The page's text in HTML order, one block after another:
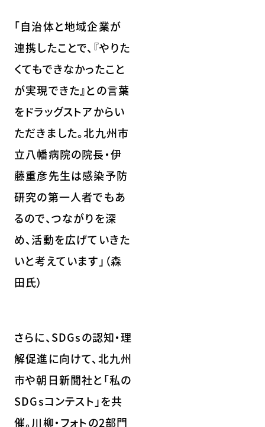
「自治体と地域企業が
連携したことで、『やりた
くてもできなかったこと
が実現できた』との言葉
をドラッグストアからい
ただきました。北九州市
立八幡病院の院長・伊
藤重彦先生は感染予防
研究の第一人者でもあ
るので、つながりを深
め、活動を広げていきた
いと考えています」（森
田氏）
さらに、SDGsの認知・理
解促進に向けて、北九州
市や朝日新聞社と「私の
SDGsコンテスト」を共
催。川柳・フォトの2部門